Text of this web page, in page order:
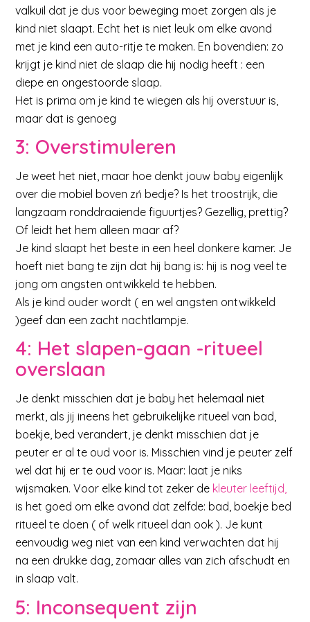
valkuil dat je dus voor beweging moet zorgen als je
kind niet slaapt. Echt het is niet leuk om elke avond
met je kind een auto-ritje te maken. En bovendien: zo
krijgt je kind niet de slaap die hij nodig heeft : een
diepe en ongestoorde slaap.
Het is prima om je kind te wiegen als hij overstuur is,
maar dat is genoeg
3: Overstimuleren
Je weet het niet, maar hoe denkt jouw baby eigenlijk
over die mobiel boven zń bedje? Is het troostrijk, die
langzaam ronddraaiende figuurtjes? Gezellig, prettig?
Of leidt het hem alleen maar af?
Je kind slaapt het beste in een heel donkere kamer. Je
hoeft niet bang te zijn dat hij bang is: hij is nog veel te
jong om angsten ontwikkeld te hebben.
Als je kind ouder wordt ( en wel angsten ontwikkeld
)geef dan een zacht nachtlampje.
4: Het slapen-gaan -ritueel
overslaan
Je denkt misschien dat je baby het helemaal niet
merkt, als jij ineens het gebruikelijke ritueel van bad,
boekje, bed verandert, je denkt misschien dat je
peuter er al te oud voor is. Misschien vind je peuter zelf
wel dat hij er te oud voor is. Maar: laat je niks
wijsmaken. Voor elke kind tot zeker de kleuter leeftijd,
is het goed om elke avond dat zelfde: bad, boekje bed
ritueel te doen ( of welk ritueel dan ook ). Je kunt
eenvoudig weg niet van een kind verwachten dat hij
na een drukke dag, zomaar alles van zich afschudt en
in slaap valt.
5: Inconsequent zijn